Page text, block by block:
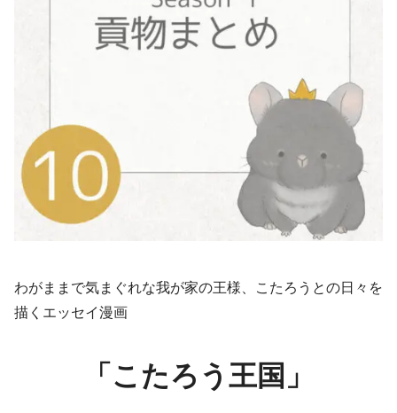
わがままで気まぐれな我が家の王様、こたろうとの日々を
描くエッセイ漫画
「こたろう王国」